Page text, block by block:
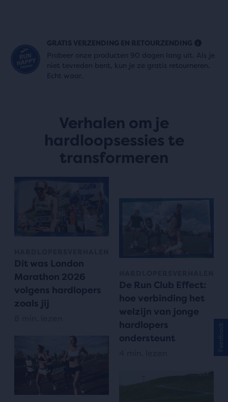
GRATIS VERZENDING EN RETOURZENDING
Probeer onze producten 90 dagen lang uit. Als je
niet tevreden bent, kun je ze gratis retourneren.
Echt waar.
Verhalen om je
hardloopsessies te
transformeren
Dit was London
Marathon 2026
volgens hardlopers
zoals jij
De Run Club Effect:
hoe verbinding het
welzijn van jonge
hardlopers
ondersteunt
Feedback